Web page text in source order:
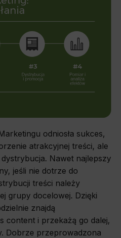
odniosła sukces,
atrakcyjnej treści, ale
Nawet najlepszy
jeśli nie dotrze do
treści należy
grupy docelowej. Dzięki
znajdą
content i przekażą go dalej,
Dobrze przeprowadzona